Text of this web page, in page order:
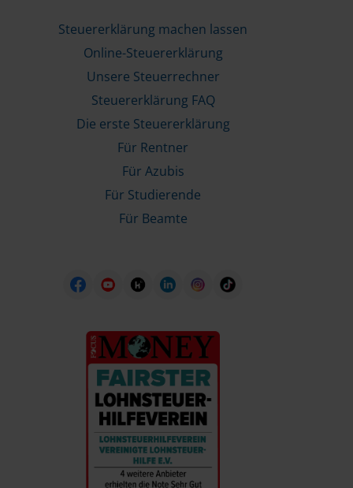
Steuererklärung machen lassen
Online-Steuererklärung
Unsere Steuerrechner
Steuererklärung FAQ
Die erste Steuererklärung
Für Rentner
Für Azubis
Für Studierende
Für Beamte